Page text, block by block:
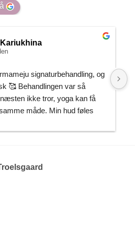
signaturbehandling, og
🥰 Behandlingen var så
ikke tror, yoga kan få
måde. Min hud føles
havde brug for.
helt afslappet i hendes
hvor jeg skal gå hen,
selv. Kan varmt anbefales!